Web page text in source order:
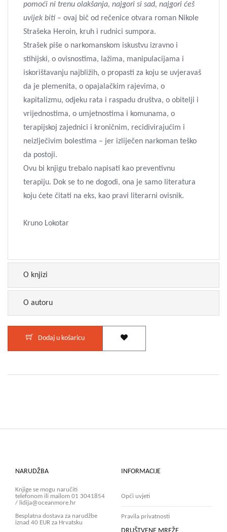
pomoći ni trenu olakšanja, najgori si sad, najgori ćeš
uvijek biti – ovaj bič od rečenice otvara roman Nikole
Strašeka Heroin, kruh i rudnici sumpora.
Strašek piše o narkomanskom iskustvu izravno i
stihijski, o ovisnostima, lažima, manipulacijama i
iskorištavanju najbližih, o propasti za koju se uvjeravaš
da je plemenita, o opajalačkim rajevima, o
kapitalizmu, odjeku rata i raspadu društva, o obitelji i
vrijednostima, o umjetnostima i komunama, o
terapijskoj zajednici i kroničnim, recidivirajućim i
neizlječivim bolestima – jer izliječen narkoman teško
da postoji.
Ovu bi knjigu trebalo napisati kao preventivnu
terapiju. Dok se to ne dogodi, ona je samo literatura
koju ćete čitati na eks, kao pravi literarni ovisnik.
Kruno Lokotar
O knjizi
O autoru
Dodaj u košaricu
NARUDŽBA
Knjige se mogu naručiti
telefonom ili mailom 01 3041854
/ lidija@oceanmore.hr
Besplatna dostava za narudžbe
iznad 40 EUR za Hrvatsku
INFORMACIJE
Opći uvjeti
Pravila privatnosti